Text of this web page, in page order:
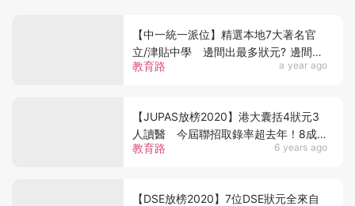
教育路 a year ago
【中一統一派位】精選本地7大著名官
立/津貼中學 邊間出最多狀元? 邊間曾
誕終極狀元?
教育路 6 years ago
【JUPAS放榜2020】港大囊括4狀元3
人讀醫 今屆聯招取錄率超去年！8成
派首三志願
【DSE放榜2020】7位DSE狀元全來自